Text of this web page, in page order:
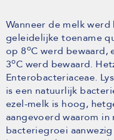
Wanneer de melk
geleidelijke toename
op 8oC werd bewaard,
3oC werd bewaard.
Enterobacteriaceae.
is een natuurlijk
ezel-melk is hoog,
aangevoerd waarom in
bacteriegroei